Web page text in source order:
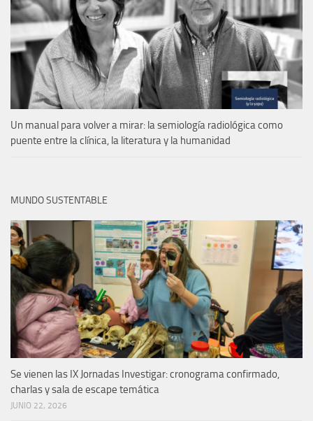
Un manual para volver a mirar: la semiología radiológica como
puente entre la clínica, la literatura y la humanidad
MUNDO SUSTENTABLE
Se vienen las IX Jornadas Investigar: cronograma confirmado,
charlas y sala de escape temática
JUNIO 22, 2026